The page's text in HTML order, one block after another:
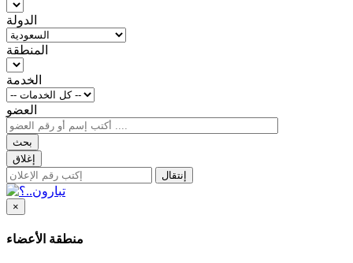
الدولة
المنطقة
الخدمة
العضو
بحث
إغلاق
إنتقال
×
منطقة الأعضاء